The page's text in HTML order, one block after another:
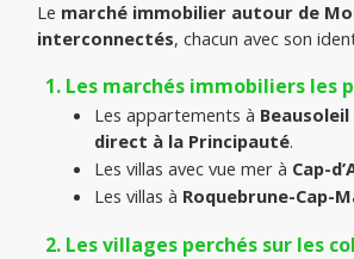
Le marché immobilier autour de
interconnectés, chacun avec son
Les marchés immobiliers les
Les appartements à Beausoleil
direct à la Principauté.
Les villas avec vue mer à Cap-
Les villas à Roquebrune-Cap-
Les villages perchés sur les